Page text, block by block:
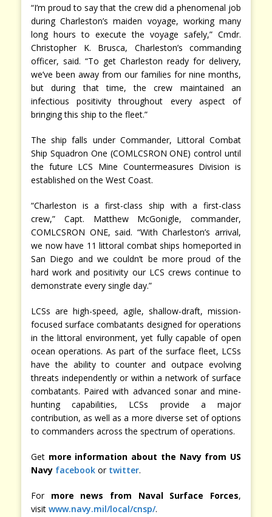
“I’m proud to say that the crew did a phenomenal job
during Charleston’s maiden voyage, working many
long hours to execute the voyage safely,” Cmdr.
Christopher K. Brusca, Charleston’s commanding
officer, said. “To get Charleston ready for delivery,
we’ve been away from our families for nine months,
but during that time, the crew maintained an
infectious positivity throughout every aspect of
bringing this ship to the fleet.”
The ship falls under Commander, Littoral Combat
Ship Squadron One (COMLCSRON ONE) control until
the future LCS Mine Countermeasures Division is
established on the West Coast.
“Charleston is a first-class ship with a first-class
crew,” Capt. Matthew McGonigle, commander,
COMLCSRON ONE, said. “With Charleston’s arrival,
we now have 11 littoral combat ships homeported in
San Diego and we couldn’t be more proud of the
hard work and positivity our LCS crews continue to
demonstrate every single day.”
LCSs are high-speed, agile, shallow-draft, mission-
focused surface combatants designed for operations
in the littoral environment, yet fully capable of open
ocean operations. As part of the surface fleet, LCSs
have the ability to counter and outpace evolving
threats independently or within a network of surface
combatants. Paired with advanced sonar and mine-
hunting capabilities, LCSs provide a major
contribution, as well as a more diverse set of options
to commanders across the spectrum of operations.
Get more information about the Navy from US
Navy facebook or twitter.
For more news from Naval Surface Forces,
visit www.navy.mil/local/cnsp/.